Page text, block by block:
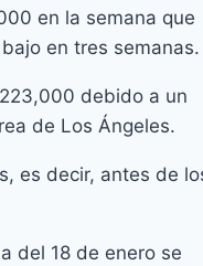
en la semana que
en tres semanas.
debido a un
de Los Ángeles.
es decir, antes de
del 18 de enero se